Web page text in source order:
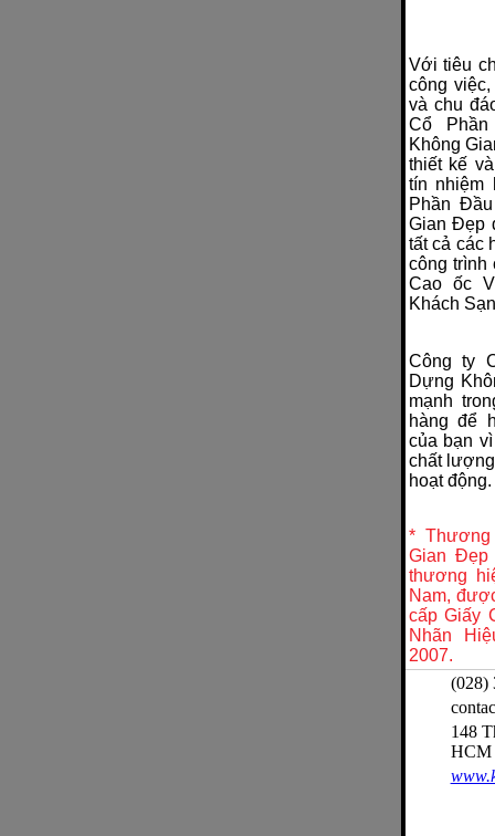
Với tiêu
công
và chu
Cổ
Không
thiết kế
tín nhiệm
Phần
Gian Đẹp
tất cả các
công trình
Cao ốc
Khách
Công ty
Dựng
mạnh
hàng để
của bạn
chất
hoạt động.
*
Gian
thương
Nam,
cấp Giấy
Nhãn
2007.
(028)
148
HCM